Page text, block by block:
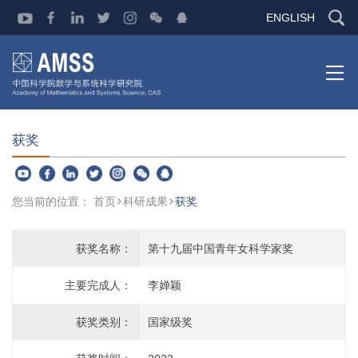
ENGLISH
获奖
您当前的位置： 首页 科研成果 获奖
获奖名称： 第十九届中国青年女科学家奖
主要完成人： 李婵颖
获奖类别： 国家级奖